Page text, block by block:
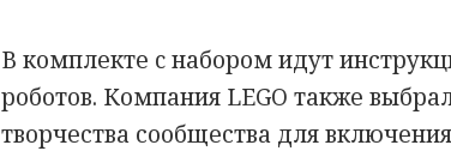
В комплекте c набором идут
роботов. Компания LEGO также
творчества сообщества для